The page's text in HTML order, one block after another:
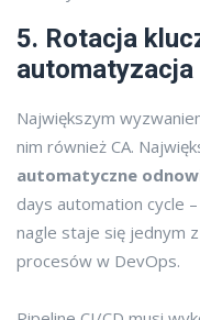
5. Rotacja
automatyzacja
Największym
nim również CA.
automatyczne
days automation cycle
nagle staje się jednym
procesów w DevOps.